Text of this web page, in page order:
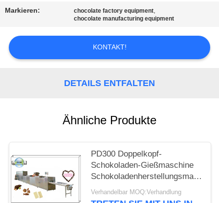
PRIVACY
POLICY
Markieren: chocolate factory equipment,
chocolate manufacturing equipment
KONTAKT!
DETAILS ENTFALTEN
Ähnliche Produkte
PD300 Doppelkopf-
Schokoladen-Gießmaschine
Schokoladenablagermaschine
Verhandelbar MOQ:Verhandlung